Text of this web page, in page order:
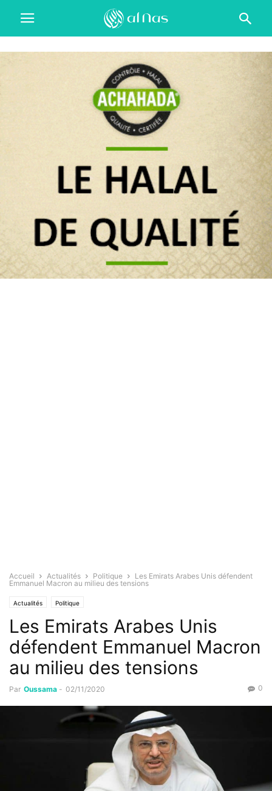
Accueil Actualités Politique
Les Emirats Arabes Unis défendent
Emmanuel Macron au milieu des tensions
Actualités Politique
Les Emirats Arabes Unis
défendent Emmanuel Macron
au milieu des tensions
Par Oussama - 02/11/2020 0